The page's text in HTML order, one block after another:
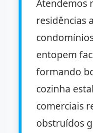
Atendemos
residências
entopem
formando
cozinha
comerciais
obstruídos